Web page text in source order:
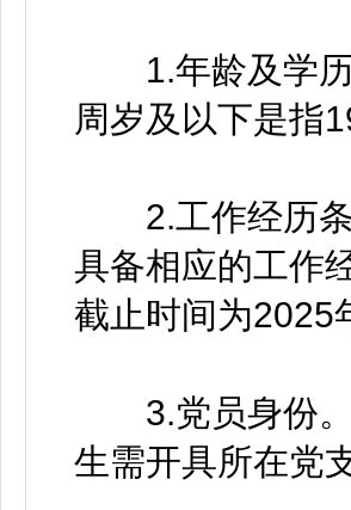
1.年龄及学历
周岁及以下是指
2.工作经历条
具备相应的工作
截止时间为2025
3.党员身份。
生需开具所在党